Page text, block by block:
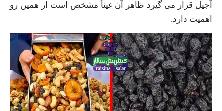
آجیل قرار می‌ گیرد ظاهر آن عیناً مشخص است از همین رو
اهمیت دارد.